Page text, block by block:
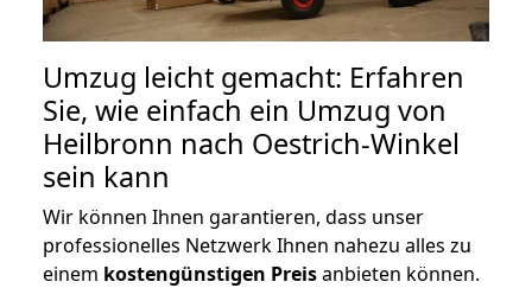
Umzug leicht gemacht: Erfahren
Sie, wie einfach ein Umzug von
Heilbronn nach Oestrich-Winkel
sein kann
Wir können Ihnen garantieren, dass unser
professionelles Netzwerk Ihnen nahezu alles zu
einem kostengünstigen Preisanbieten können.